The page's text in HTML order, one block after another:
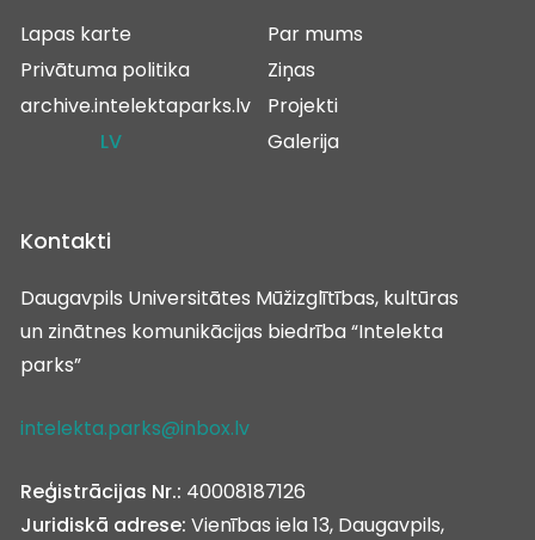
Lapas karte
Privātuma politika
archive.intelektaparks.lv
LV
Par mums
Ziņas
Projekti
Galerija
Kontakti
Daugavpils Universitātes Mūžizglītības, kultūras
un zinātnes komunikācijas biedrība “Intelekta
parks”
intelekta.parks@inbox.lv
Reģistrācijas Nr.: 40008187126
Juridiskā adrese: Vienības iela 13, Daugavpils,